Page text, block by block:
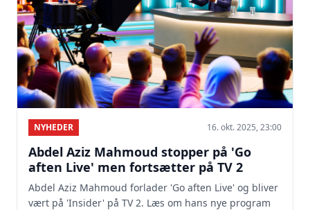
NYHEDER 16. okt. 2025, 23:00
Abdel Aziz Mahmoud stopper på 'Go
aften Live' men fortsætter på TV 2
Abdel Aziz Mahmoud forlader 'Go aften Live' og bliver
vært på 'Insider' på TV 2. Læs om hans nye program